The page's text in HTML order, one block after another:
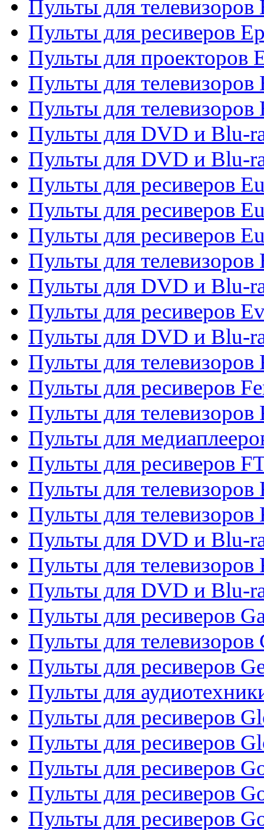
Пульты для телевизоров
Пульты для ресиверов
Пульты для проекторов
Пульты для телевизоров
Пульты для телевизоров
Пульты для DVD и Blu-
Пульты для DVD и Blu-
Пульты для ресиверов
Пульты для ресиверов
Пульты для ресиверов
Пульты для телевизоров
Пульты для DVD и Blu-
Пульты для ресиверов
Пульты для DVD и Blu-
Пульты для телевизоров
Пульты для ресиверов
Пульты для
Пульты для
Пульты для ресиверов
Пульты для телевизоров
Пульты для телевизоров
Пульты для DVD и Blu-
Пульты для телевизоров
Пульты для DVD и Blu-
Пульты для ресиверов
Пульты для телевизоров
Пульты для ресиверов
Пульты для
Пульты для ресиверов
Пульты для ресиверов
Пульты для ресиверов
Пульты для ресиверов
Пульты для ресиверов